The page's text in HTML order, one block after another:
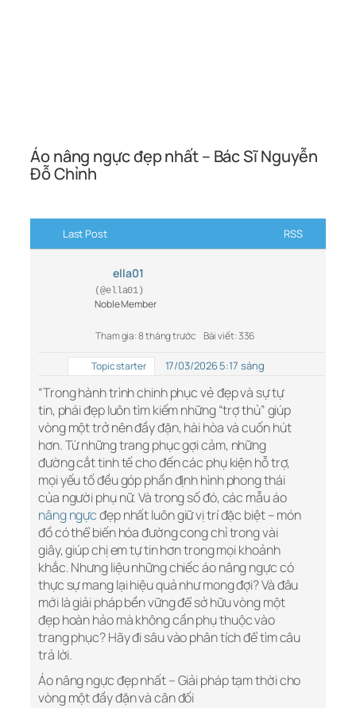
Áo nâng ngực đẹp nhất – Bác Sĩ Nguyễn
Đỗ Chỉnh
Last Post RSS
ella01
(@ella01)
Noble Member
Tham gia: 8 tháng trước Bài viết: 336
Topic starter 17/03/2026 5:17 sáng
“Trong hành trình chinh phục vẻ đẹp và sự tự
tin, phái đẹp luôn tìm kiếm những “trợ thủ” giúp
vòng một trở nên đầy đặn, hài hòa và cuốn hút
hơn. Từ những trang phục gợi cảm, những
đường cắt tinh tế cho đến các phụ kiện hỗ trợ,
mọi yếu tố đều góp phần định hình phong thái
của người phụ nữ. Và trong số đó, các mẫu áo
nâng ngựcđẹp nhất luôn giữ vị trí đặc biệt – món
đồ có thể biến hóa đường cong chỉ trong vài
giây, giúp chị em tự tin hơn trong mọi khoảnh
khắc. Nhưng liệu những chiếc áo nâng ngực có
thực sự mang lại hiệu quả như mong đợi? Và đâu
mới là giải pháp bền vững để sở hữu vòng một
đẹp hoàn hảo mà không cần phụ thuộc vào
trang phục? Hãy đi sâu vào phân tích để tìm câu
trả lời.
Áo nâng ngực đẹp nhất – Giải pháp tạm thời cho
vòng một đầy đặn và cân đối